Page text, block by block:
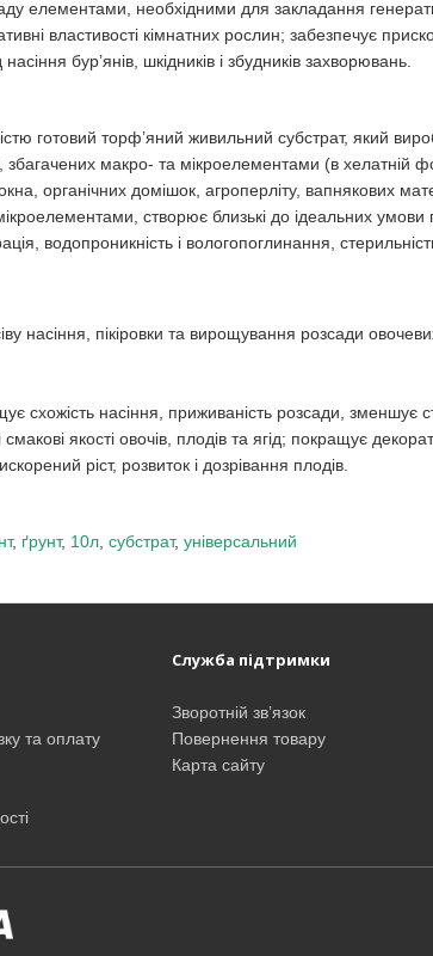
елементами, необхідними для закладання
властивості кімнатних рослин; забезпечує
бур’янів, шкідників і збудників захворювань.
готовий торф’яний живильний субстрат, який
збагачених макро- та мікроелементами (в хелатній
органічних домішок, агроперліту, вапнякових
створює близькі до ідеальних
водопроникність і вологопоглинання,
насіння, пікіровки та вирощування розсади
схожість насіння, приживаність розсади, зменшує
якості овочів, плодів та ягід; покращує
ріст, розвиток і дозрівання плодів.
, ґрунт, 10л субстрат, універсальний
та оплату
Служба підтримки
Зворотній зв’язок
Повернення товару
Карта сайту